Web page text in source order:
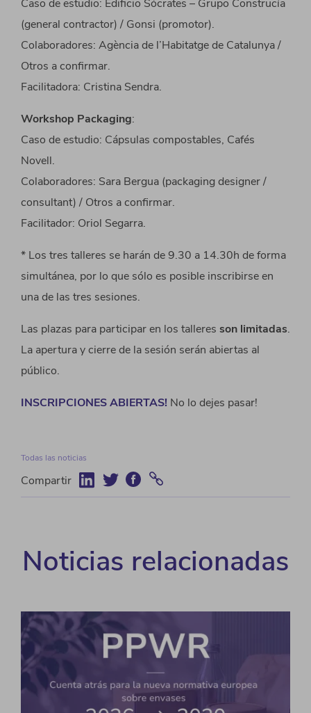
Caso de estudio: Edificio Sócrates – Grupo Construcía
(general contractor) / Gonsi (promotor).
Colaboradores: Agència de l’Habitatge de Catalunya /
Otros a confirmar.
Facilitadora: Cristina Sendra.
Workshop Packaging:
Caso de estudio: Cápsulas compostables, Cafés
Novell.
Colaboradores: Sara Bergua (packaging designer /
consultant) / Otros a confirmar.
Facilitador: Oriol Segarra.
* Los tres talleres se harán de 9.30 a 14.30h de forma
simultánea, por lo que sólo es posible inscribirse en
una de las tres sesiones.
Las plazas para participar en los talleres son limitadas.
La apertura y cierre de la sesión serán abiertas al
público.
INSCRIPCIONES ABIERTAS! No lo dejes pasar!
Todas las noticias
Compartir
Noticias relacionadas